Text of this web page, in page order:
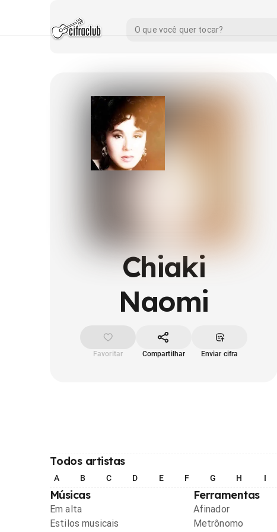
Chiaki
Naomi
Favoritar Compartilhar Enviar cifra
Todos artistas
A B C D E F G H I
Músicas
Em alta
Estilos musicais
Ferramentas
Afinador
Metrônomo